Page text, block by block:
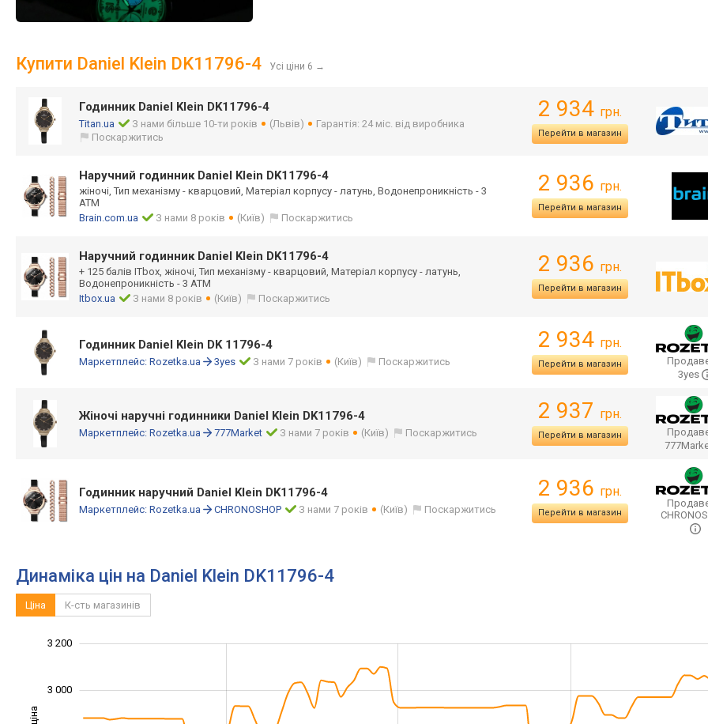
Купити Daniel Klein DK11796-4 Усі ціни 6 →
Годинник Daniel Klein DK11796-4
Titan.ua З нами більше 10-ти років (Львів)
Гарантія: 24 міс. від виробника
Поскаржитись
2 934 грн.
Перейти в магазин
Наручний годинник Daniel Klein DK11796-4
жіночі, Тип механізму - кварцовий, Матеріал корпусу - латунь, Водонепроникність - 3
АТМ
Brain.com.ua
З нами 8 років (Київ) Поскаржитись
2 936 грн.
Перейти в магазин
Наручний годинник Daniel Klein DK11796-4
+ 125 балів ITbox, жіночі, Тип механізму - кварцовий, Матеріал корпусу - латунь,
Водонепроникність - 3 АТМ
Itbox.ua
З нами 8 років (Київ) Поскаржитись
2 936 грн.
Перейти в магазин
Годинник Daniel Klein DK 11796-4
Маркетплейс: Rozetka.ua 3yes З нами 7 років (Київ) Поскаржитись
2 934 грн.
Перейти в магазин
3yes
Жіночі наручні годинники Daniel Klein DK11796-4
Маркетплейс: Rozetka.ua 777Market З нами 7 років (Київ) Поскаржитись
2 937 грн.
Перейти в магазин
Годинник наручний Daniel Klein DK11796-4
Маркетплейс: Rozetka.ua CHRONOSHOP З нами 7 років (Київ) Поскаржитись
2 936 грн.
Перейти в магазин
Динаміка цін на Daniel Klein DK11796-4
Ціна К-сть магазинів
3 000
3 200